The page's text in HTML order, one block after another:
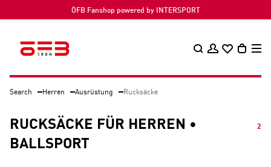
ÖFB Fanshop powered by INTERSPORT
Search Herren Ausrüstung Rucksäcke
RUCKSÄCKE FÜR HERREN •
BALLSPORT
2